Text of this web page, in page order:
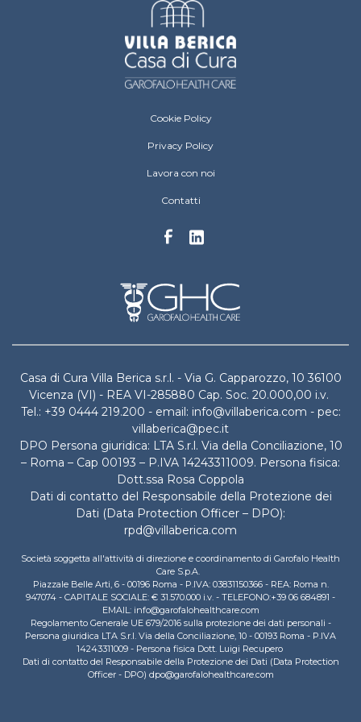
Villa Berica Footer menu
Cookie Policy
Privacy Policy
Lavora con noi
Contatti
Casa di Cura Villa Berica s.r.l. - Via G. Capparozzo, 10 36100
Vicenza (VI) - REA VI-285880 Cap. Soc. 20.000,00 i.v.
Tel.: +39 0444 219.200 - email: info@villaberica.com - pec:
villaberica@pec.it
DPO Persona giuridica: LTA S.r.l. Via della Conciliazione, 10
– Roma – Cap 00193 – P.IVA 14243311009. Persona fisica:
Dott.ssa Rosa Coppola
Dati di contatto del Responsabile della Protezione dei
Dati (Data Protection Officer – DPO):
rpd@villaberica.com
Società soggetta all'attività di direzione e coordinamento di Garofalo Health
Care S.p.A.
Piazzale Belle Arti, 6 - 00196 Roma - P.IVA: 03831150366 - REA: Roma n.
947074 - CAPITALE SOCIALE: € 31.570.000 i.v. - TELEFONO:+39 06 684891 -
EMAIL: info@garofalohealthcare.com
Regolamento Generale UE 679/2016 sulla protezione dei dati personali -
Persona giuridica LTA S.r.l. Via della Conciliazione, 10 - 00193 Roma - P.IVA
14243311009 - Persona fisica Dott. Luigi Recupero
Dati di contatto del Responsabile della Protezione dei Dati (Data Protection
Officer - DPO) dpo@garofalohealthcare.com